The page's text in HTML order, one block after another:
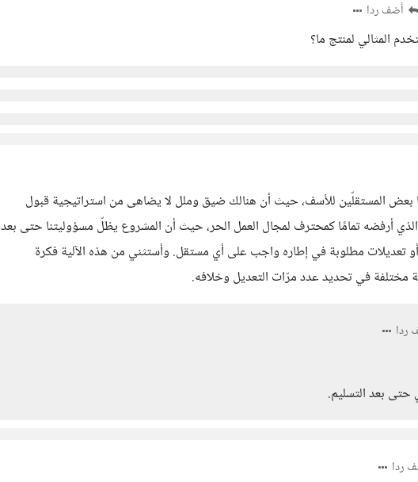
أضف ردا
المثالي لمنتج ما؟
بعض المستقلّين للأسف، حيث أن هنالك ضيق وملل لا يضاهى من استراتيجية قبول
الذي أرفضه تمامًا كمحترف لمجال العمل الحر، حيث أن المشروع يظلّ مسؤوليتنا حتى بعد
تعديلات مطلوبة في إطاره واجب على أي مستقل. وأستثني من هذه الآلية فكرة
مختلفة في تحديد عدد مرّات التعديل وخلافه.
ردا
حتى بعد التسليم.
ردا